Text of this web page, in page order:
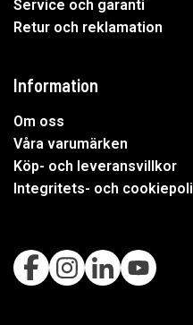
Service och garanti
Retur och reklamation
Information
Om oss
Våra varumärken
Köp- och leveransvillkor
Integritets- och